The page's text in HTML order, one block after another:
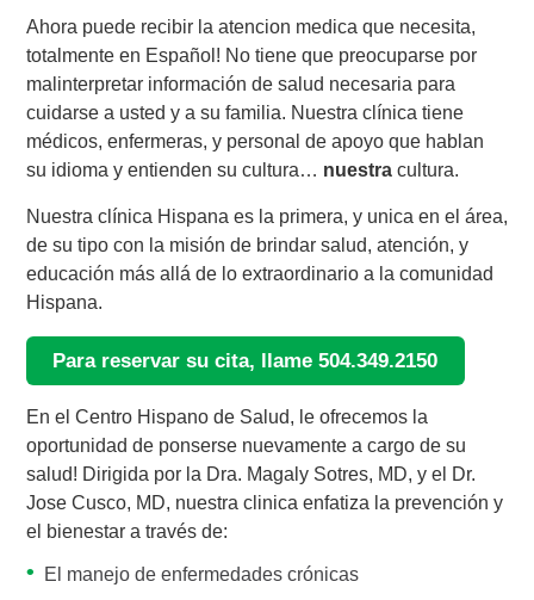
Ahora puede recibir la atencion medica que necesita,
totalmente en Español! No tiene que preocuparse por
malinterpretar información de salud necesaria para
cuidarse a usted y a su familia. Nuestra clínica tiene
médicos, enfermeras, y personal de apoyo que hablan
su idioma y entienden su cultura… nuestracultura.
Nuestra clínica Hispana es la primera, y unica en el área,
de su tipo con la misión de brindar salud, atención, y
educación más allá de lo extraordinario a la comunidad
Hispana.
Para reservar su cita, llame 504.349.2150
En el Centro Hispano de Salud, le ofrecemos la
oportunidad de ponserse nuevamente a cargo de su
salud! Dirigida por la Dra. Magaly Sotres, MD, y el Dr.
Jose Cusco, MD, nuestra clinica enfatiza la prevención y
el bienestar a través de:
El manejo de enfermedades crónicas